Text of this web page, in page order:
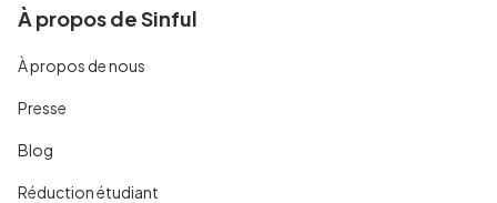
À propos de Sinful
À propos de nous
Presse
Blog
Réduction étudiant